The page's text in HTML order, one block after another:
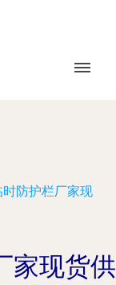
防护栏厂家现
家现货供